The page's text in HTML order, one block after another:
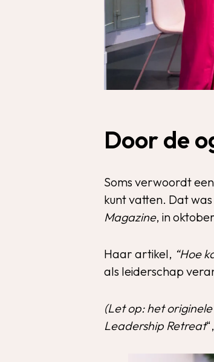
Door de
Soms verwoordt
kunt vatten. Dat
Magazine, in
Haar artikel, “Hoe
als leiderschap
(Let op: het
Leadership Retreat“,